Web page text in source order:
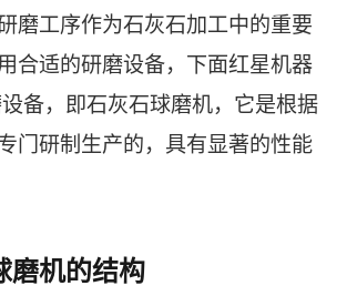
磨工序作为石灰石加工中的重要
合适的研磨设备，下面红星机器
备，即石灰石球磨机，它是根据
门研制生产的，具有显著的性能
磨机的结构